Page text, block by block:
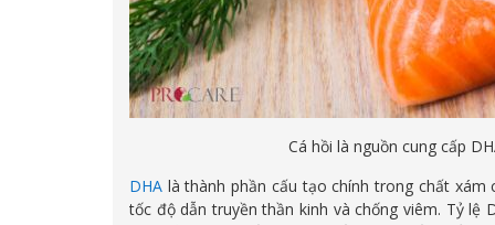
Cá hồi là nguồn cung cấp
DHA là thành phần cấu tạo chính trong chất
tốc độ dẫn truyền thần kinh và chống viêm. Tỷ lệ